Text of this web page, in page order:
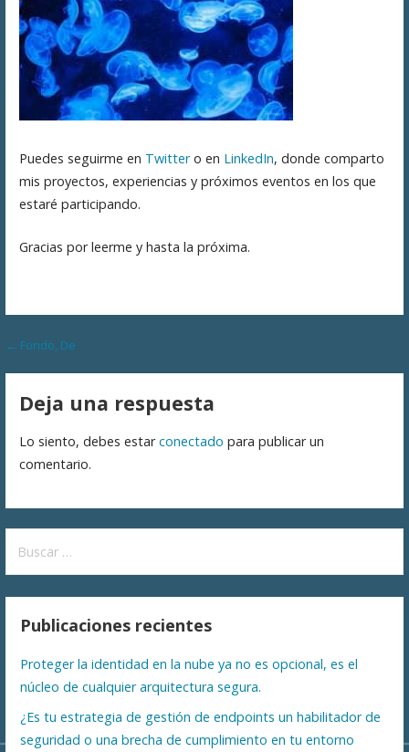
Puedes seguirme en Twittero en LinkedIn, donde comparto
mis proyectos, experiencias y próximos eventos en los que
estaré participando.
Gracias por leerme y hasta la próxima.
Navegación
de
entradas
← Fondo, De
Deja una respuesta
Lo siento, debes estarconectado para publicar un
comentario.
Publicaciones recientes
Proteger la identidad en la nube ya no es opcional, es el
núcleo de cualquier arquitectura segura.
¿Es tu estrategia de gestión de endpoints un habilitador de
seguridad o una brecha de cumplimiento en tu entorno